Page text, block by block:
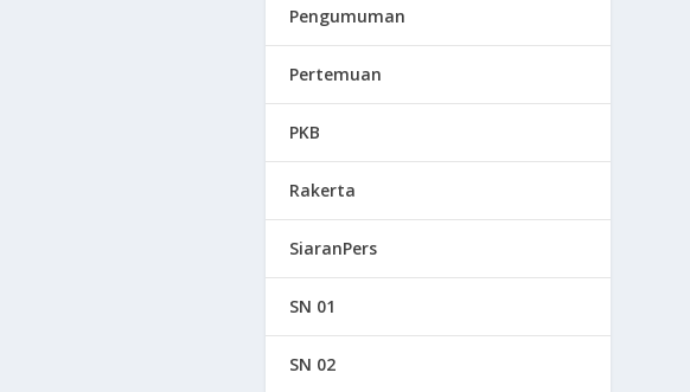
Pengumuman
Pertemuan
PKB
Rakerta
SiaranPers
SN 01
SN 02